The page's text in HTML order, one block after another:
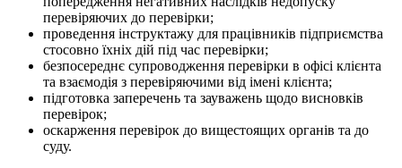
перевіряючих до перевірки;
проведення інструктажу для працівників підприємства
стосовно їхніх дій під час перевірки;
безпосереднє супроводження перевірки в офісі клієнта
та взаємодія з перевіряючими від імені клієнта;
підготовка заперечень та зауважень щодо висновків
перевірок;
оскарження перевірок до вищестоящих органів та до
суду.